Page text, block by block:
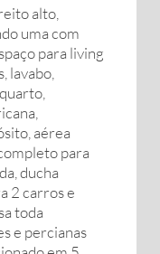
alto,
uma com
para living
lavabo,
aérea
para
ducha
2 carros e
toda
e percianas